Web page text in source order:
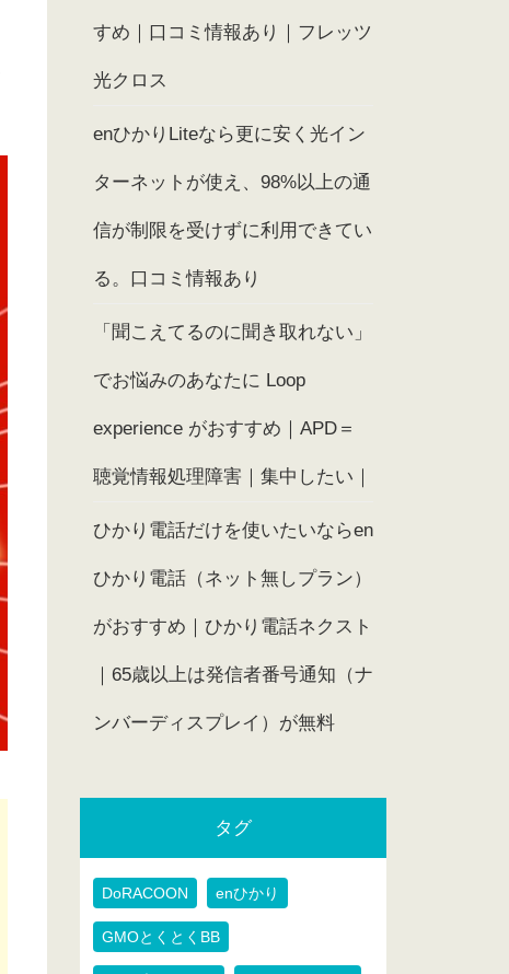
すめ｜口コミ情報あり｜フレッツ
光クロス
enひかりLiteなら更に安く光イン
ターネットが使え、98%以上の通
信が制限を受けずに利用できてい
る。口コミ情報あり
「聞こえてるのに聞き取れない」
でお悩みのあなたに Loop
experience がおすすめ｜APD＝
聴覚情報処理障害｜集中したい｜
ひかり電話だけを使いたいならen
ひかり電話（ネット無しプラン）
がおすすめ｜ひかり電話ネクスト
｜65歳以上は発信者番号通知（ナ
ンバーディスプレイ）が無料
タグ
DoRACOON enひかり
GMOとくとくBB